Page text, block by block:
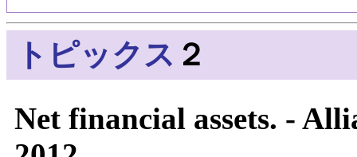
トピックス ２
Net financial assets. -